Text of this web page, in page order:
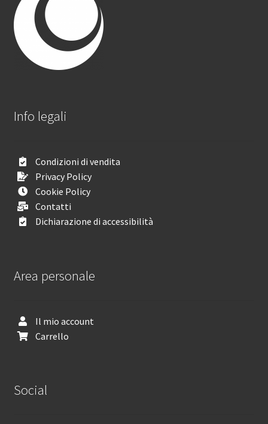
Info legali
Condizioni di vendita
Privacy Policy
Cookie Policy
Contatti
Dichiarazione di accessibilità
Area personale
Il mio account
Carrello
Social